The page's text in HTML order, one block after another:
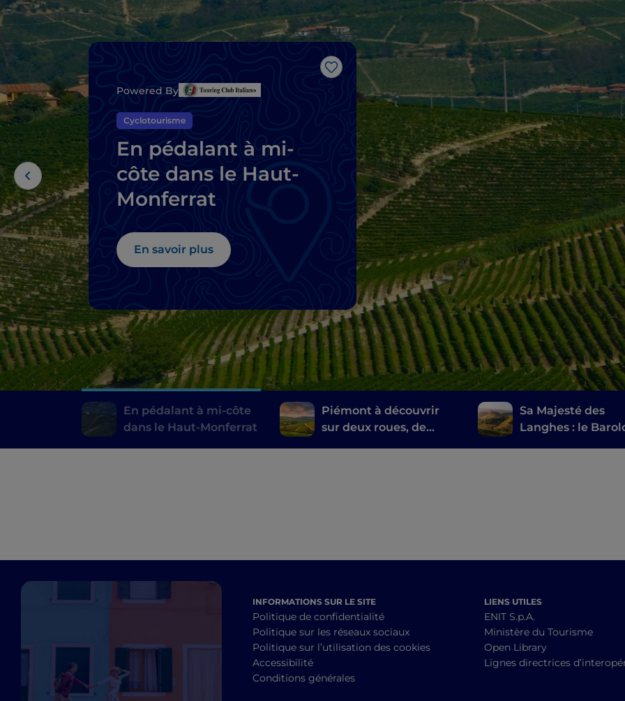
J’aime
Powered By
Cyclotourisme
En pédalant à mi-
côte dans le Haut-
Monferrat
En savoir plus
En pédalant à mi-côte
dans le Haut-Monferrat
Piémont à découvrir
sur deux roues, de
Sa Majesté des
Langhes : le
INFORMATIONS SUR LE SITE
Politique de confidentialité
Politique sur les réseaux sociaux
Politique sur l’utilisation des cookies
Accessibilité
Conditions générales
LIENS UTILES
ENIT S.p.A.
Ministère du Tourisme
Open Library
Lignes directrices